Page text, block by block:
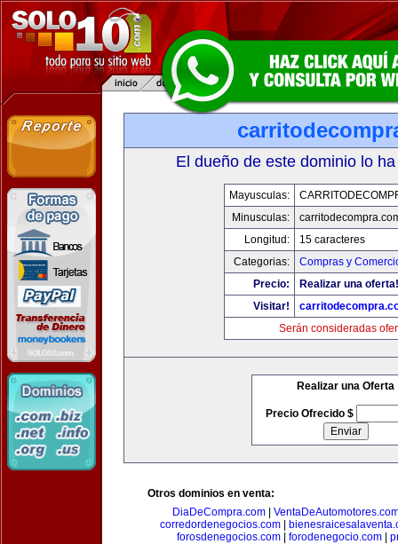
El dueño de este dominio lo
Mayusculas:
Minusculas:
Longitud:
15 caracteres
Categorias:
Compras y
Precio:
Realizar una oferta!
Visitar!
Serán consideradas
Realizar una Oferta
Precio Ofrecido $
Otros dominios en venta:
DiaDeCompra.com|
corredordenegocios.com
forosdenegocios.com
forodenegocio.com